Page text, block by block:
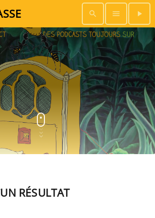
search menu play_arrow
RÉSULTAT